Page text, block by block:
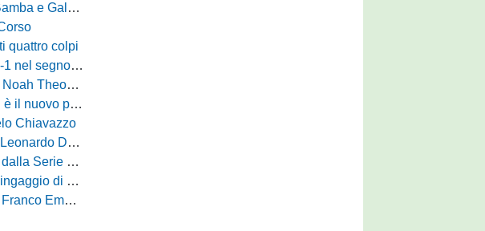
e Galeota
quattro colpi
di Gerbi e Vita
Theodore
biancoviola
Chiavazzo
Franceschi
big campana
Luca Scimia
Boló